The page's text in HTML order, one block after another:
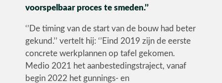
CONTACT
voorspelbaar proces te smeden.’’
‘’De timing van de start van de bouw had beter
gekund.’’ vertelt hij: ‘’Eind 2019 zijn de eerste
concrete werkplannen op tafel gekomen.
Medio 2021 het aanbestedingstraject, vanaf
begin 2022 het gunnings- en